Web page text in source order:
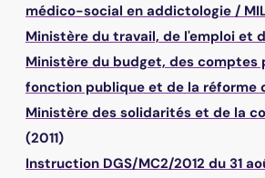
médico-social en addictologie /
Ministère du travail, de l'emploi et
Ministère du budget, des comptes
fonction publique et de la réforme
Ministère des solidarités et de la
(2011)
Instruction DGS/MC2/2012 du 31